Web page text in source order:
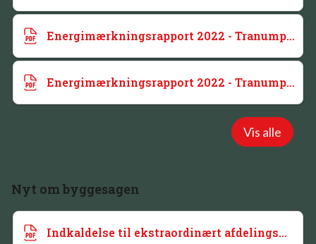
Energimærkningsrapport 2022 - Tranumparken - 3
Energimærkningsrapport 2022 - Tranumparken - 2
Vis alle
Nyt om byggesagen
Indkaldelse til ekstraordinært afdelingsmøde 22.04.2026